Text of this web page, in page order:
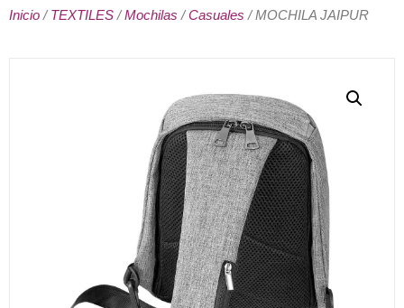
Inicio /TEXTILES /Mochilas /Casuales / MOCHILA JAIPUR